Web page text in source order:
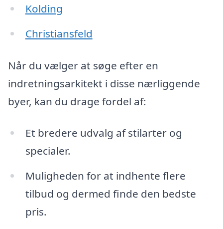
Kolding
Christiansfeld
Når du vælger at søge efter en
indretningsarkitekt i disse nærliggende
byer, kan du drage fordel af:
Et bredere udvalg af stilarter og
specialer.
Muligheden for at indhente flere
tilbud og dermed finde den bedste
pris.